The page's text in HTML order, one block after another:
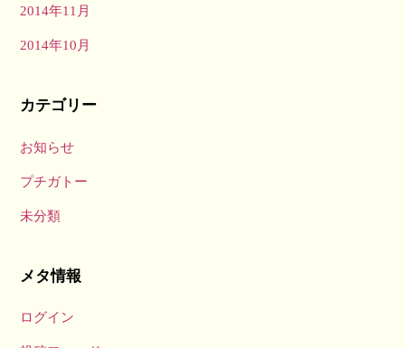
2014年11月
2014年10月
カテゴリー
お知らせ
プチガトー
未分類
メタ情報
ログイン